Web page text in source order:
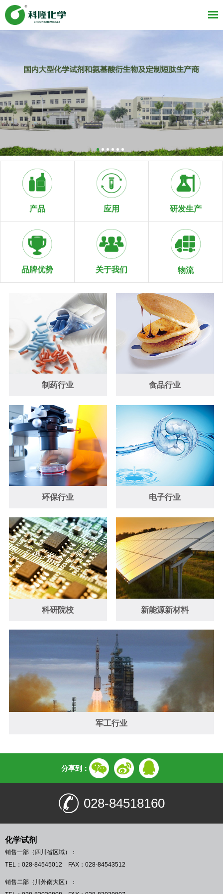
产品 应用 研发生产
品牌优势 关于我们 物流
制药行业 食品行业
环保行业 电子行业
科研院校 新能源新材料
军工行业
分享到：
028-84518160
化学试剂
销售一部（四川省区域）：
TEL：028-84545012 FAX：028-84543512
销售二部（川外南大区）：